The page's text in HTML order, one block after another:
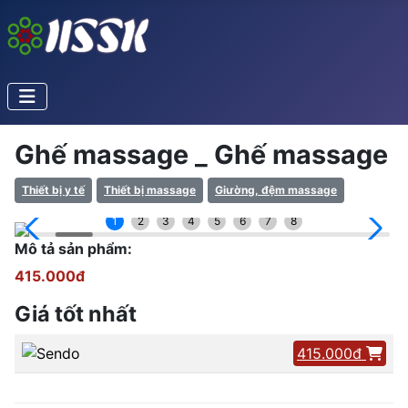
Ghế massage _ Ghế massage
Thiết bị y tế Thiết bị massage Giường, đệm massage
1 2 3 4 5 6 7 8
Mô tả sản phẩm:
415.000đ
Giá tốt nhất
415.000đ